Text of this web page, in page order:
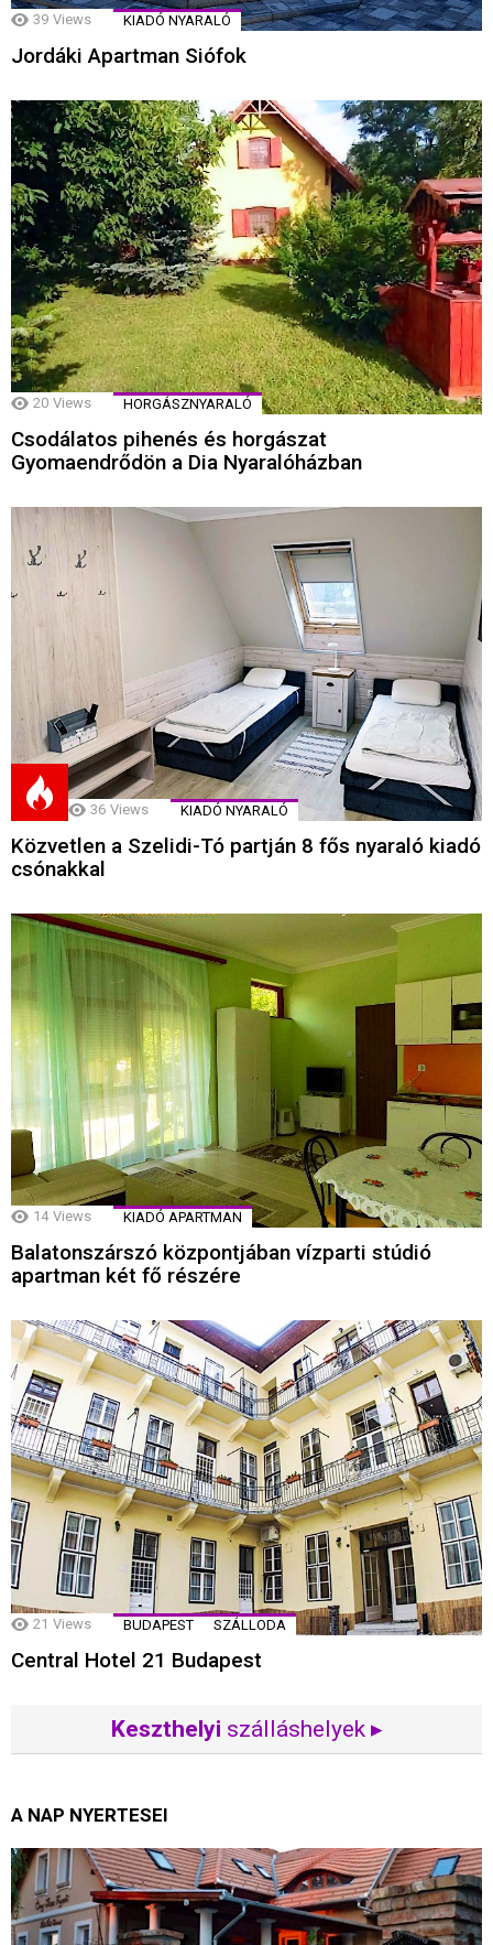
39 Views KIADÓ NYARALÓ
Jordáki Apartman Siófok
20 Views HORGÁSZNYARALÓ
Csodálatos pihenés és horgászat
Gyomaendrődön a Dia Nyaralóházban
36 Views KIADÓ NYARALÓ
Közvetlen a Szelidi-Tó partján 8 fős nyaraló kiadó
csónakkal
14 Views KIADÓ APARTMAN
Balatonszárszó központjában vízparti stúdió
apartman két fő részére
21 Views BUDAPEST SZÁLLODA
Central Hotel 21 Budapest
Keszthelyi szálláshelyek ▸
A NAP NYERTESEI